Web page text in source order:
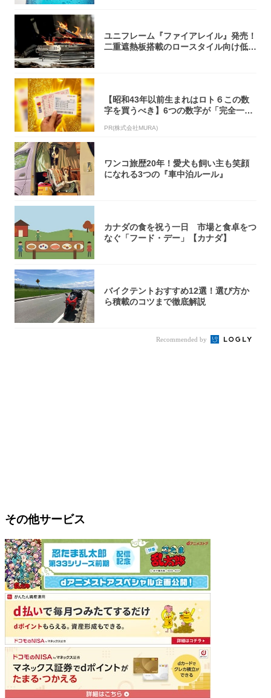
ユニフレーム『ファイアレイル』発売！
二重遮熱板搭載のロースタイル向け低型
【昭和43年以前生まれはロト６この数
字を買うべき】6つの数字が「完全一
PR(株式会社MURA)
ワンコ旅歴20年！愛犬も飼い主も笑顔
になれる3つの『車中泊ルール』
カナダの食を祝う一日 市場と食卓をつ
なぐ「フード・デー」【カナダ】
バイクテントおすすめ12選！選び方か
ら積載のコツまで徹底解説
Recommended by
その他サービス